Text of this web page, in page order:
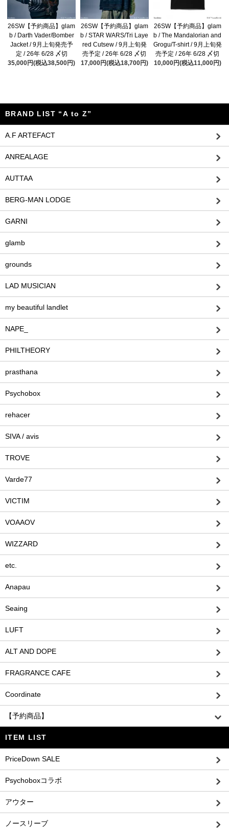
26SW【予約商品】glam
b / Darth Vader/Bomber
Jacket / 9月上旬発売予
定 / 26年 6/28 〆切
35,000円(税込38,500円)
26SW【予約商品】glam
b / STAR WARS/Tri Laye
red Cutsew / 9月上旬発
売予定 / 26年 6/28 〆切
17,000円(税込18,700円)
26SW【予約商品】glam
b / The Mandalorian and
Grogu/T-shirt / 9月上旬発
売予定 / 26年 6/28 〆切
10,000円(税込11,000円)
BRAND LIST “A to Z”
A.F ARTEFACT
ANREALAGE
AUTTAA
BERG-MAN LODGE
GARNI
glamb
grounds
LAD MUSICIAN
my beautiful landlet
NAPE_
PHILTHEORY
prasthana
Psychobox
rehacer
SIVA / avis
TROVE
Varde77
VICTIM
VOAAOV
WIZZARD
etc.
Anapau
Seaing
LUFT
ALT AND DOPE
FRAGRANCE CAFE
Coordinate
【予約商品】
ITEM LIST
PriceDown SALE
Psychoboxコラボ
アウター
ノースリーブ